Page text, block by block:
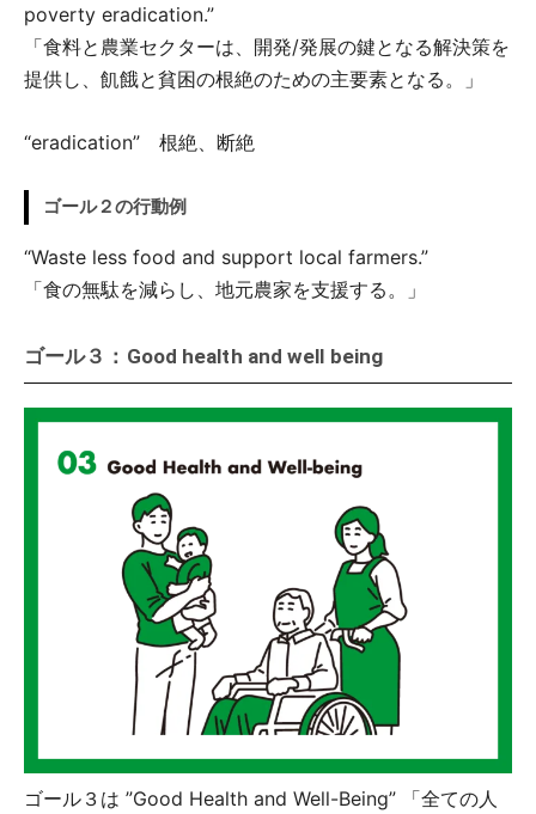
poverty eradication.”
「食料と農業セクターは、開発/発展の鍵となる解決策を
提供し、飢餓と貧困の根絶のための主要素となる。」
“eradication” 根絶、断絶
ゴール２の行動例
“Waste less food and support local farmers.”
「食の無駄を減らし、地元農家を支援する。」
ゴール３：Good health and well being
ゴール３は ”Good Health and Well-Being” 「全ての人